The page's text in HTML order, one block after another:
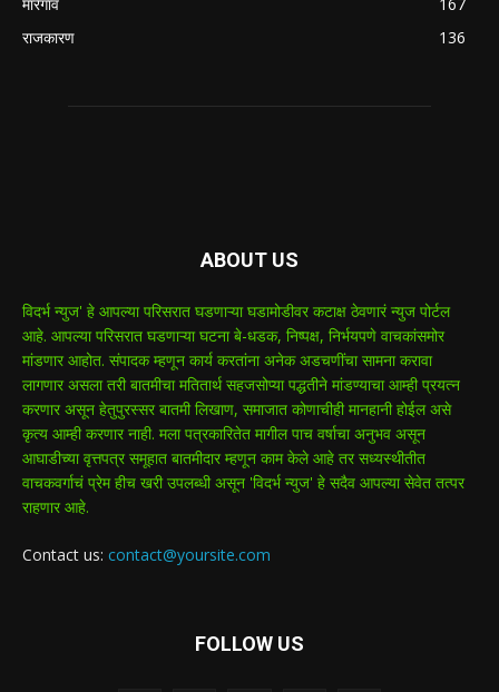
राजकारण
136
ABOUT US
विदर्भ न्युज' हे आपल्या परिसरात घडणाऱ्या घडामोडीवर कटाक्ष ठेवणारं न्युज पोर्टल
आहे. आपल्या परिसरात घडणाऱ्या घटना बे-धडक, निष्पक्ष, निर्भयपणे वाचकांसमोर
मांडणार आहोत. संपादक म्हणून कार्य करतांना अनेक अडचणींचा सामना करावा
लागणार असला तरी बातमीचा मतितार्थ सहजसोप्या पद्धतीने मांडण्याचा आम्ही प्रयत्न
करणार असून हेतुपुरस्सर बातमी लिखाण, समाजात कोणाचीही मानहानी होईल असे
कृत्य आम्ही करणार नाही. मला पत्रकारितेत मागील पाच वर्षाचा अनुभव असून
आघाडीच्या वृत्तपत्र समूहात बातमीदार म्हणून काम केले आहे तर सध्यस्थीतीत
वाचकवर्गाचं प्रेम हीच खरी उपलब्धी असून 'विदर्भ न्युज' हे सदैव आपल्या सेवेत तत्पर
राहणार आहे.
Contact us: contact@yoursite.com
FOLLOW US